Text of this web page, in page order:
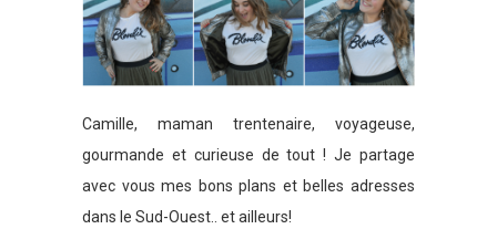
Camille, maman trentenaire, voyageuse,
gourmande et curieuse de tout ! Je partage
avec vous mes bons plans et belles adresses
dans le Sud-Ouest.. et ailleurs!